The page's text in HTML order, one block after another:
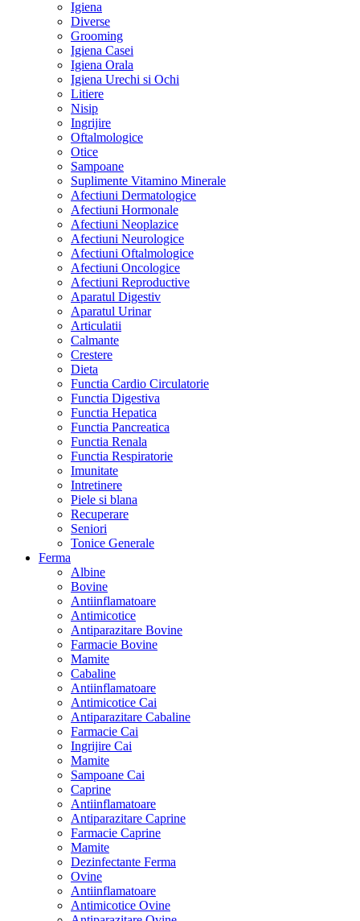
Igiena
Diverse
Grooming
Igiena Casei
Igiena Orala
Igiena Urechi si Ochi
Litiere
Nisip
Ingrijire
Oftalmologice
Otice
Sampoane
Suplimente Vitamino Minerale
Afectiuni Dermatologice
Afectiuni Hormonale
Afectiuni Neoplazice
Afectiuni Neurologice
Afectiuni Oftalmologice
Afectiuni Oncologice
Afectiuni Reproductive
Aparatul Digestiv
Aparatul Urinar
Articulatii
Calmante
Crestere
Dieta
Functia Cardio Circulatorie
Functia Digestiva
Functia Hepatica
Functia Pancreatica
Functia Renala
Functia Respiratorie
Imunitate
Intretinere
Piele si blana
Recuperare
Seniori
Tonice Generale
Ferma
Albine
Bovine
Antiinflamatoare
Antimicotice
Antiparazitare Bovine
Farmacie Bovine
Mamite
Cabaline
Antiinflamatoare
Antimicotice Cai
Antiparazitare Cabaline
Farmacie Cai
Ingrijire Cai
Mamite
Sampoane Cai
Caprine
Antiinflamatoare
Antiparazitare Caprine
Farmacie Caprine
Mamite
Dezinfectante Ferma
Ovine
Antiinflamatoare
Antimicotice Ovine